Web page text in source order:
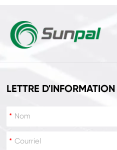
LETTRE D'INFORMATION
*
*